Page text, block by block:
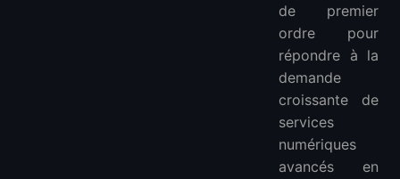
de premier
ordre pour
répondre à la
demande
croissante de
services
numériques
avancés en